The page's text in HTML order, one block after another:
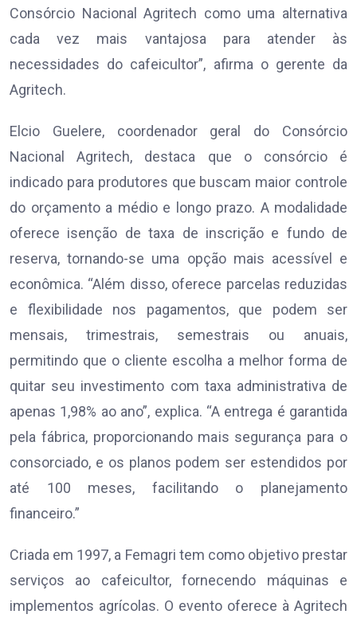
Consórcio Nacional Agritech como uma alternativa
cada vez mais vantajosa para atender às
necessidades do cafeicultor”, afirma o gerente da
Agritech.
Elcio Guelere, coordenador geral do Consórcio
Nacional Agritech, destaca que o consórcio é
indicado para produtores que buscam maior controle
do orçamento a médio e longo prazo. A modalidade
oferece isenção de taxa de inscrição e fundo de
reserva, tornando-se uma opção mais acessível e
econômica. “Além disso, oferece parcelas reduzidas
e flexibilidade nos pagamentos, que podem ser
mensais, trimestrais, semestrais ou anuais,
permitindo que o cliente escolha a melhor forma de
quitar seu investimento com taxa administrativa de
apenas 1,98% ao ano”, explica. “A entrega é garantida
pela fábrica, proporcionando mais segurança para o
consorciado, e os planos podem ser estendidos por
até 100 meses, facilitando o planejamento
financeiro.”
Criada em 1997, a Femagri tem como objetivo prestar
serviços ao cafeicultor, fornecendo máquinas e
implementos agrícolas. O evento oferece à Agritech